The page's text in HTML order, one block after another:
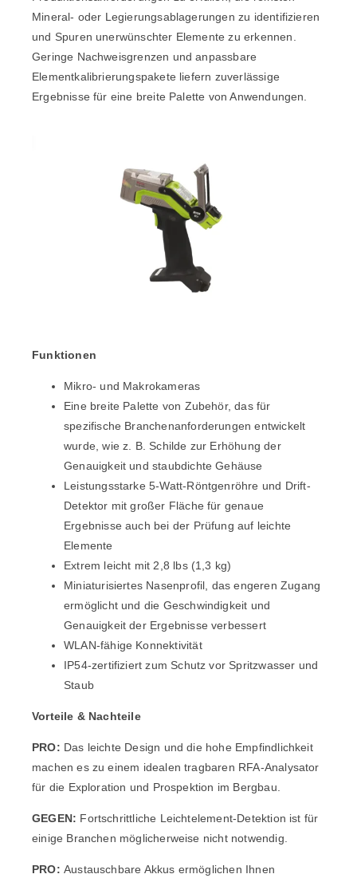
Mineral- oder Legierungsablagerungen zu identifizieren
und Spuren unerwünschter Elemente zu erkennen.
Geringe Nachweisgrenzen und anpassbare
Elementkalibrierungspakete liefern zuverlässige
Ergebnisse für eine breite Palette von Anwendungen.
Funktionen
Mikro- und Makrokameras
Eine breite Palette von Zubehör, das für
spezifische Branchenanforderungen entwickelt
wurde, wie z. B. Schilde zur Erhöhung der
Genauigkeit und staubdichte Gehäuse
Leistungsstarke 5-Watt-Röntgenröhre und Drift-
Detektor mit großer Fläche für genaue
Ergebnisse auch bei der Prüfung auf leichte
Elemente
Extrem leicht mit 2,8 lbs (1,3 kg)
Miniaturisiertes Nasenprofil, das engeren Zugang
ermöglicht und die Geschwindigkeit und
Genauigkeit der Ergebnisse verbessert
WLAN-fähige Konnektivität
IP54-zertifiziert zum Schutz vor Spritzwasser und
Staub
Vorteile & Nachteile
PRO: Das leichte Design und die hohe Empfindlichkeit
machen es zu einem idealen tragbaren RFA-Analysator
für die Exploration und Prospektion im Bergbau.
GEGEN: Fortschrittliche Leichtelement-Detektion ist für
einige Branchen möglicherweise nicht notwendig.
PRO: Austauschbare Akkus ermöglichen Ihnen